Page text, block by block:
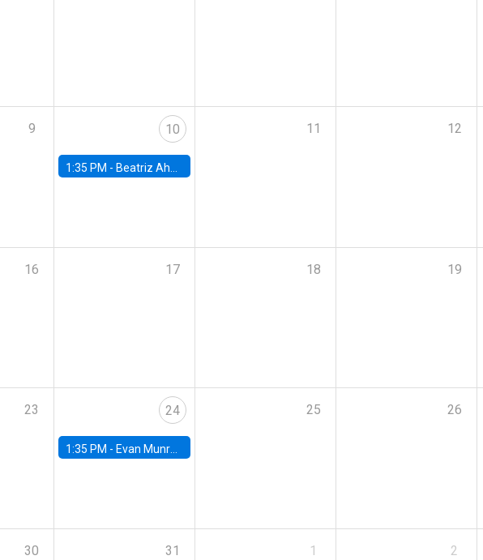
9 10
1:35 PM - Beatriz Ahumada, PhD candidate, Universidad de Pittsburgh
11 12
16 17 18 19
23 24
1:35 PM - Evan Munro, Neyman Visiting Assistant Professor in the Department of Statistics at UC Berkeley
25 26
30 31 1 2